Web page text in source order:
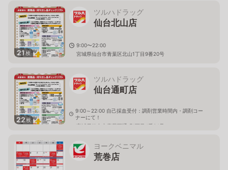
21枚
ツルハドラッグ
仙台北山店
9:00〜22:00
宮城県仙台市青葉区北山1丁目9番20号
22枚
ツルハドラッグ
仙台通町店
9:00～22:00 自己採血受付：調剤営業時間内・調剤コー
ナーにて！
宮城県仙台市青葉区通町1丁目4番34号
ヨークベニマル
荒巻店